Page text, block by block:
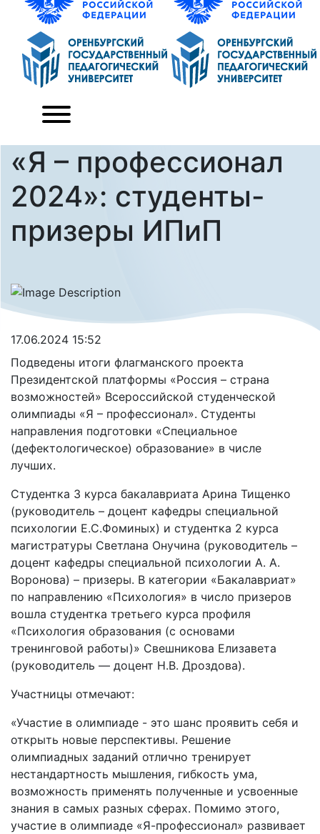
«Я – профессионал
2024»: студенты-
призеры ИПиП
17.06.2024 15:52
Подведены итоги флагманского проекта
Президентской платформы «Россия – страна
возможностей» Всероссийской студенческой
олимпиады «Я – профессионал». Студенты
направления подготовки «Специальное
(дефектологическое) образование» в числе
лучших.
Студентка 3 курса бакалавриата Арина Тищенко
(руководитель – доцент кафедры специальной
психологии Е.С.Фоминых) и студентка 2 курса
магистратуры Светлана Онучина (руководитель –
доцент кафедры специальной психологии А. А.
Воронова) – призеры. В категории «Бакалавриат»
по направлению «Психология» в число призеров
вошла студентка третьего курса профиля
«Психология образования (с основами
тренинговой работы)» Свешникова Елизавета
(руководитель — доцент Н.В. Дроздова).
Участницы отмечают:
«Участие в олимпиаде - это шанс проявить себя и
открыть новые перспективы. Решение
олимпиадных заданий отлично тренирует
нестандартность мышления, гибкость ума,
возможность применять полученные и усвоенные
знания в самых разных сферах. Помимо этого,
участие в олимпиаде «Я-профессионал» развивает